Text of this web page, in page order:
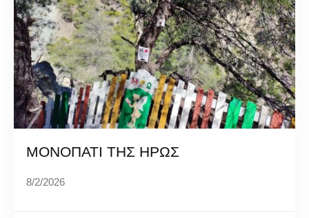
ΜΟΝΟΠΑΤΙ ΤΗΣ ΗΡΩΣ
8/2/2026